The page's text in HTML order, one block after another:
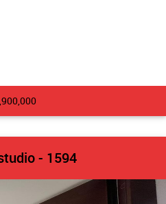
- 1594